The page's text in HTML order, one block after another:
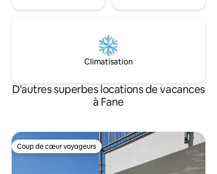
Climatisation
D'autres superbes locations de vacances
à Fane
Coup de cœur voyageurs
Coup de cœur voyageurs